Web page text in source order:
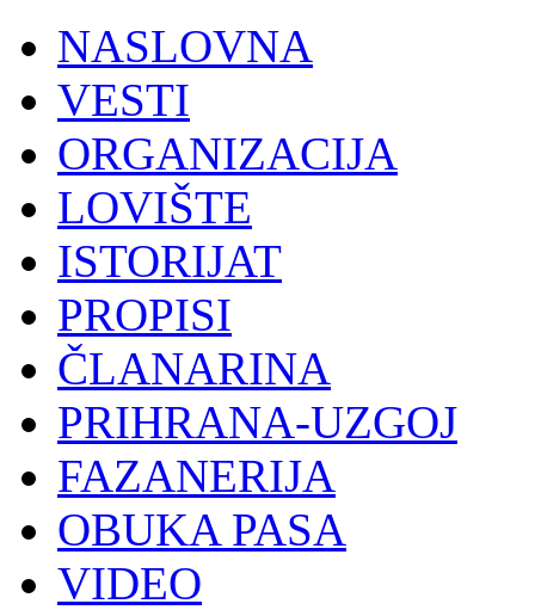
NASLOVNA
VESTI
ORGANIZACIJA
LOVIŠTE
ISTORIJAT
PROPISI
ČLANARINA
PRIHRANA-UZGOJ
FAZANERIJA
OBUKA PASA
VIDEO